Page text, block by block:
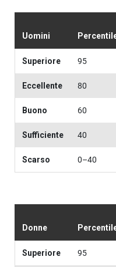
Uomini
Superiore 95
Eccellente 80
Buono 60
Sufficiente 40
Scarso 0–40
Donne
Superiore 95